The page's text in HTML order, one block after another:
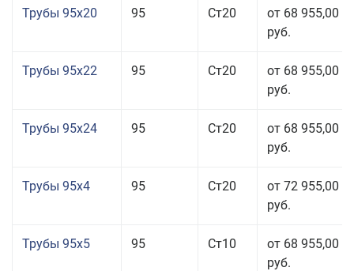
Трубы 95x20 95 Ст20
от 68 955,00
руб.
Трубы 95x22 95 Ст20
от 68 955,00
руб.
Трубы 95x24 95 Ст20
от 68 955,00
руб.
Трубы 95x4 95 Ст20
от 72 955,00
руб.
Трубы 95x5 95 Ст10
от 68 955,00
руб.